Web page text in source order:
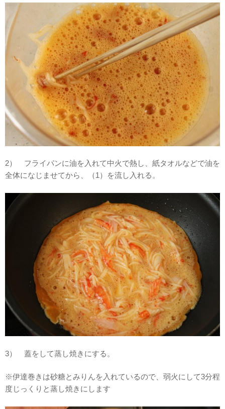
2） フライパンに油を入れて中火で熱し、紙タオルなどで油を
全体になじませてから、（1）を流し入れる。
3） 蓋をして蒸し焼きにする。
※伊達巻きは砂糖とみりんを入れているので、弱火にして3分程
度じっくりと蒸し焼きにします